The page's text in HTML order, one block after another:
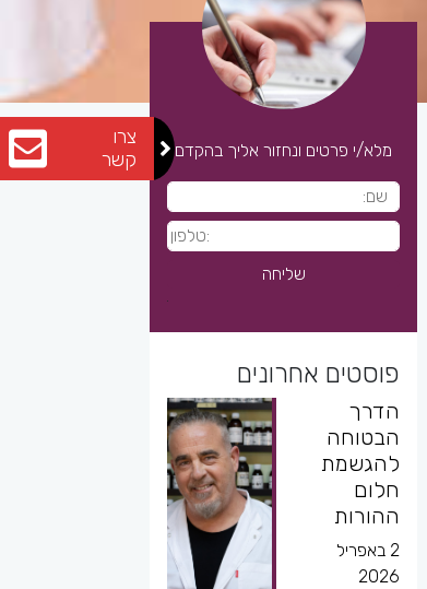
צרו
קשר
מלא/י פרטים ונחזור אליך בהקדם
פוסטים אחרונים
הדרך
הבטוחה
להגשמת
חלום
ההורות
2 באפריל
2026